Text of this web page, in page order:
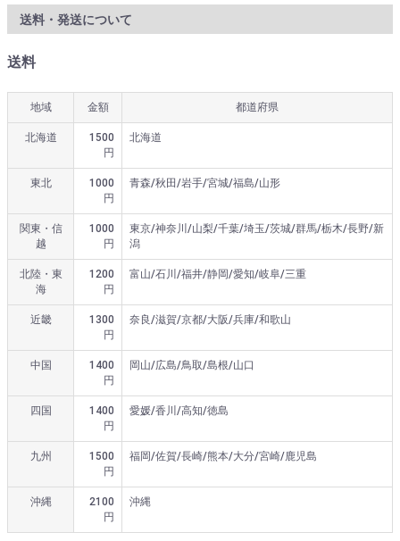
送料・発送について
送料
地域 金額 都道府県
北海道
1500
円
北海道
東北
1000
円
青森/秋田/岩手/宮城/福島/山形
関東・信
越
1000
円
東京/神奈川/山梨/千葉/埼玉/茨城/群馬/栃木/長野/新
潟
北陸・東
海
1200
円
富山/石川/福井/静岡/愛知/岐阜/三重
近畿
1300
円
奈良/滋賀/京都/大阪/兵庫/和歌山
中国
1400
円
岡山/広島/鳥取/島根/山口
四国
1400
円
愛媛/香川/高知/徳島
九州
1500
円
福岡/佐賀/長崎/熊本/大分/宮崎/鹿児島
沖縄
2100
円
沖縄